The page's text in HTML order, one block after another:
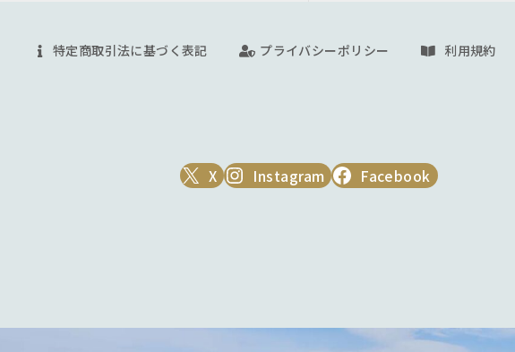
クール代金
特定商取引法に基づく表記 プライバシーポリシー 利用規約
X Instagram Facebook